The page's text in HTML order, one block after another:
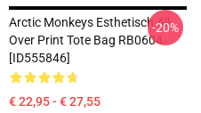
Arctic Monkeys Esthetisch All
Over Print Tote Bag RB0604
[ID555846]
€ 22,95 - € 27,55
-20%